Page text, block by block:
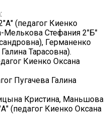
(педагог Киенко
Мелькова Стефания 2"Б"
Германенко
Тарасовна).
Киенко Оксана
Пугачева Галина
Кристина, Маньшова
(педагог Киенко Оксана